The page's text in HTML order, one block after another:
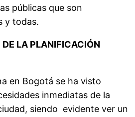
públicas que son
y todas.
DE LA PLANIFICACIÓN
en Bogotá se ha visto
inmediatas de la
siendo evidente ver un